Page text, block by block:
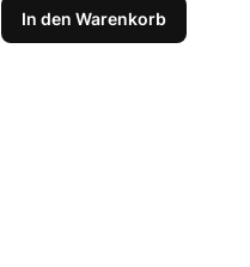
In den Warenkorb